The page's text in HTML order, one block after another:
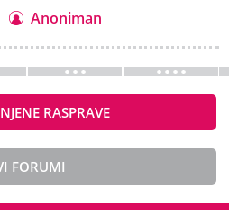
Anoniman
RASPRAVE
FORUMI